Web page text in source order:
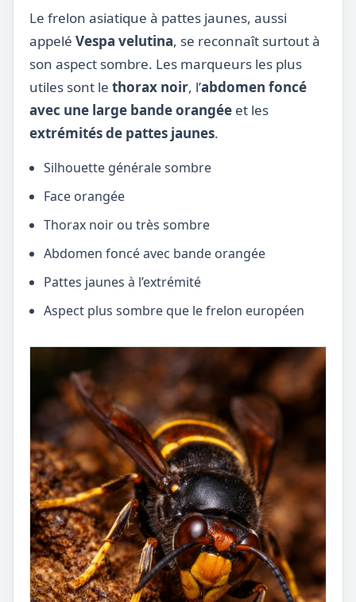
Le frelon asiatique à pattes jaunes, aussi
appelé Vespa velutina, se reconnaît surtout à
son aspect sombre. Les marqueurs les plus
utiles sont le thorax noir, l’abdomen foncé
avec une large bande orangée et les
extrémités de pattes jaunes.
Silhouette générale sombre
Face orangée
Thorax noir ou très sombre
Abdomen foncé avec bande orangée
Pattes jaunes à l’extrémité
Aspect plus sombre que le frelon européen